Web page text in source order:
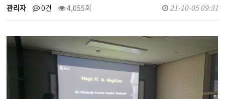
관리자 0건 4,055회 21-10-05 09:31